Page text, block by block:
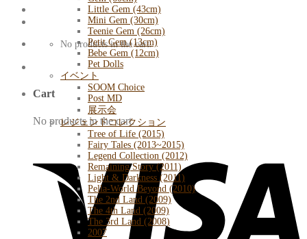
No products in the cart.
Cart
No products in the cart.
Little Gem (43cm)
Mini Gem (30cm)
Teenie Gem (26cm)
Petit Gem (13cm)
Bebe Gem (12cm)
Pet Dolls
イベント
SOOM Choice
Post MD
展示会
レジェンドコレクション
Tree of Life (2015)
Fairy Tales (2013~2015)
Legend Collection (2012)
Remaining Story (2011)
Light & Darkness (2011)
Pella-World Beyond (2010)
The 2nd Land (2009)
The 4th Land (2009)
The 3rd Land (2008)
2007